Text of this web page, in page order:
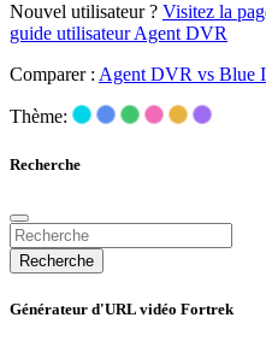
Nouvel utilisateur ? Visitez la
guide utilisateur Agent DVR
Comparer : Agent DVR vs Blue
Thème:
Recherche
Recherche
Générateur d'URL vidéo Fortrek